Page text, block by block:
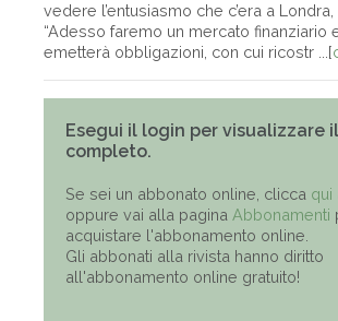
vedere l’entusiasmo che c’era a
“Adesso faremo un mercato finanziario
emetterà obbligazioni, con cui ricostr ...[
Esegui il login per visualizzare
completo.
Se sei un abbonato online, clicca qui
oppure vai alla pagina Abbonamenti
acquistare l'abbonamento online.
Gli abbonati alla rivista hanno diritto
all'abbonamento online gratuito!